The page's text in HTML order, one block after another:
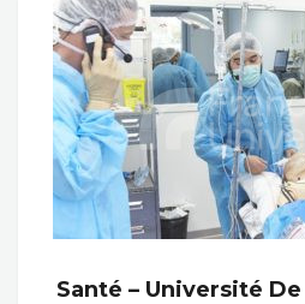
Santé – Université